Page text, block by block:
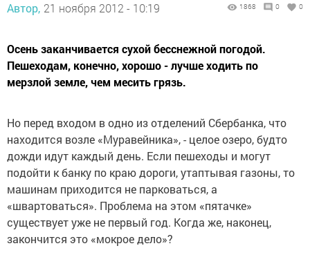
Автор, 21 ноября 2012 - 10:19 1868 0 0
Осень заканчивается сухой бесснежной погодой.
Пешеходам, конечно, хорошо - лучше ходить по
мерзлой земле, чем месить грязь.
Но перед входом в одно из отделений Сбербанка, что
находится возле «Муравейника», - целое озеро, будто
дожди идут каждый день. Если пешеходы и могут
подойти к банку по краю дороги, утаптывая газоны, то
машинам приходится не парковаться, а
«швартоваться». Проблема на этом «пятачке»
существует уже не первый год. Когда же, наконец,
закончится это «мокрое дело»?